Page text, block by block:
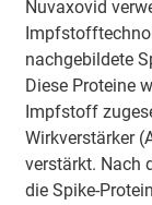
Nuvaxovid
nachgebildete
Diese Proteine
Impfstoff
Wirkverstärker
verstärkt. Nach
die Spike-